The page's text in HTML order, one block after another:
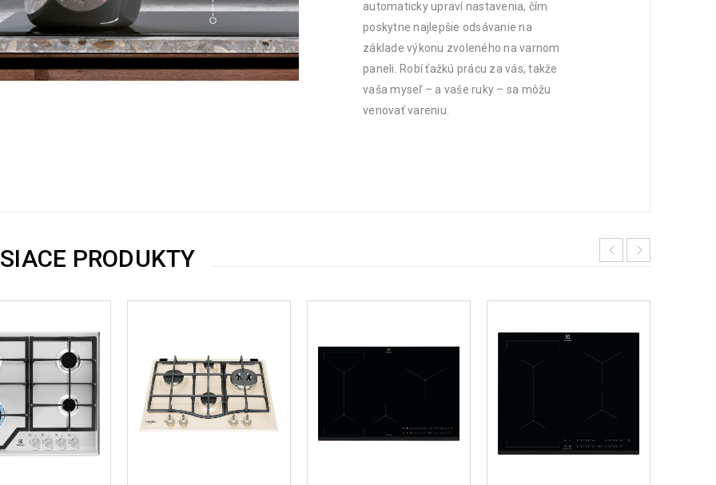
automaticky upraví nastavenia, čím
poskytne najlepšie odsávanie na
základe výkonu zvoleného na varnom
paneli. Robí ťažkú prácu za vás, takže
vaša myseľ – a vaše ruky – sa môžu
venovať vareniu.
PRODUKTY